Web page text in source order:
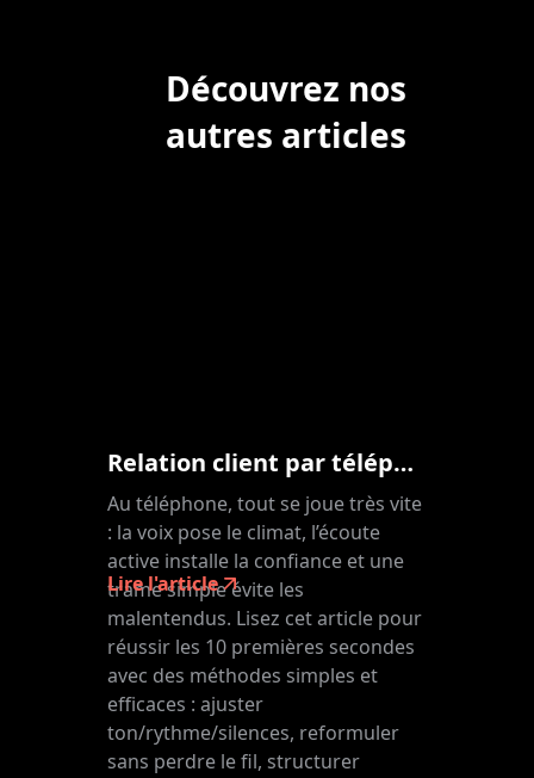
Découvrez nos
autres articles
Relation client par téléphone : transformer chaque appel en expérience positive
Au téléphone, tout se joue très vite
: la voix pose le climat, l’écoute
active installe la confiance et une
trame simple évite les
malentendus. Lisez cet article pour
réussir les 10 premières secondes
avec des méthodes simples et
efficaces : ajuster
ton/rythme/silences, reformuler
sans perdre le fil, structurer
Lire l'article